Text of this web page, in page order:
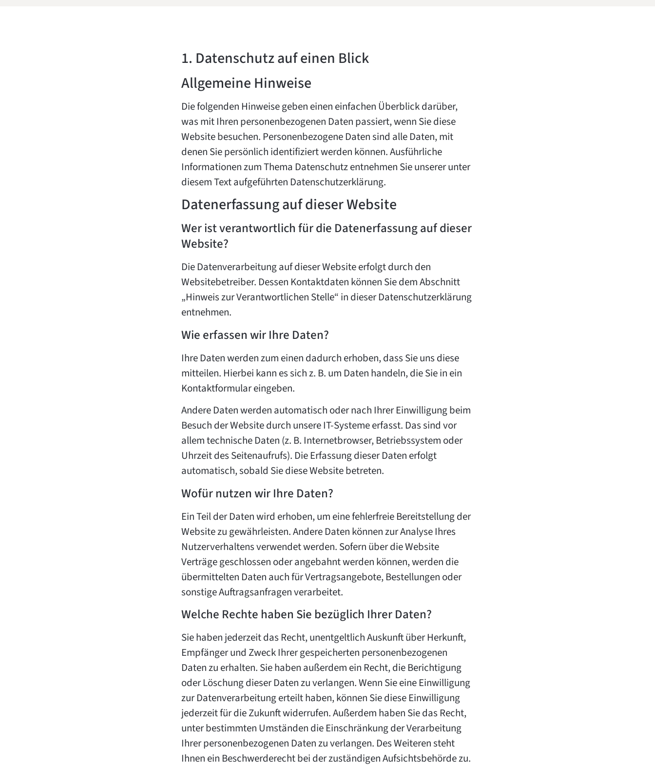
1. Datenschutz auf einen Blick
Allgemeine Hinweise
Die folgenden Hinweise geben einen einfachen Überblick darüber,
was mit Ihren personenbezogenen Daten passiert, wenn Sie diese
Website besuchen. Personenbezogene Daten sind alle Daten, mit
denen Sie persönlich identifiziert werden können. Ausführliche
Informationen zum Thema Datenschutz entnehmen Sie unserer unter
diesem Text aufgeführten Datenschutzerklärung.
Datenerfassung auf dieser Website
Wer ist verantwortlich für die Datenerfassung auf dieser
Website?
Die Datenverarbeitung auf dieser Website erfolgt durch den
Websitebetreiber. Dessen Kontaktdaten können Sie dem Abschnitt
„Hinweis zur Verantwortlichen Stelle“ in dieser Datenschutzerklärung
entnehmen.
Wie erfassen wir Ihre Daten?
Ihre Daten werden zum einen dadurch erhoben, dass Sie uns diese
mitteilen. Hierbei kann es sich z. B. um Daten handeln, die Sie in ein
Kontaktformular eingeben.
Andere Daten werden automatisch oder nach Ihrer Einwilligung beim
Besuch der Website durch unsere IT-Systeme erfasst. Das sind vor
allem technische Daten (z. B. Internetbrowser, Betriebssystem oder
Uhrzeit des Seitenaufrufs). Die Erfassung dieser Daten erfolgt
automatisch, sobald Sie diese Website betreten.
Wofür nutzen wir Ihre Daten?
Ein Teil der Daten wird erhoben, um eine fehlerfreie Bereitstellung der
Website zu gewährleisten. Andere Daten können zur Analyse Ihres
Nutzerverhaltens verwendet werden. Sofern über die Website
Verträge geschlossen oder angebahnt werden können, werden die
übermittelten Daten auch für Vertragsangebote, Bestellungen oder
sonstige Auftragsanfragen verarbeitet.
Welche Rechte haben Sie bezüglich Ihrer Daten?
Sie haben jederzeit das Recht, unentgeltlich Auskunft über Herkunft,
Empfänger und Zweck Ihrer gespeicherten personenbezogenen
Daten zu erhalten. Sie haben außerdem ein Recht, die Berichtigung
oder Löschung dieser Daten zu verlangen. Wenn Sie eine Einwilligung
zur Datenverarbeitung erteilt haben, können Sie diese Einwilligung
jederzeit für die Zukunft widerrufen. Außerdem haben Sie das Recht,
unter bestimmten Umständen die Einschränkung der Verarbeitung
Ihrer personenbezogenen Daten zu verlangen. Des Weiteren steht
Ihnen ein Beschwerderecht bei der zuständigen Aufsichtsbehörde zu.